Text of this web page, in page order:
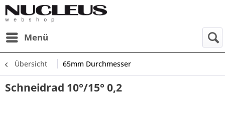
Menü
Übersicht 65mm Durchmesser
Schneidrad 10°/15° 0,2